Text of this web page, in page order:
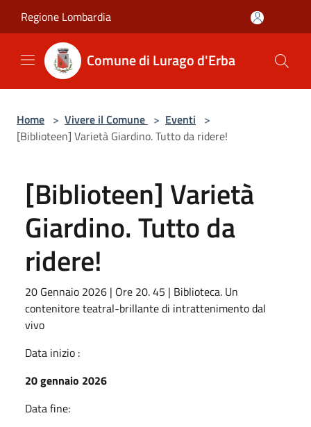
Regione Lombardia
Comune di Lurago d'Erba
Home > Vivere il Comune > Eventi >
[Biblioteen] Varietà Giardino. Tutto da ridere!
[Biblioteen] Varietà
Giardino. Tutto da
ridere!
20 Gennaio 2026 | Ore 20. 45 | Biblioteca. Un
contenitore teatral-brillante di intrattenimento dal
vivo
Data inizio :
20 gennaio 2026
Data fine: